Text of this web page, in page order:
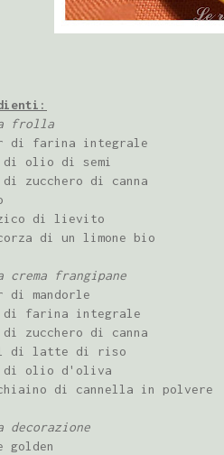
frolla
di farina integrale
di olio di semi
zucchero di canna
di lievito
di un limone bio
crema frangipane
di mandorle
di farina integrale
zucchero di canna
di latte di riso
di olio d'oliva
di cannella in polvere
decorazione
golden